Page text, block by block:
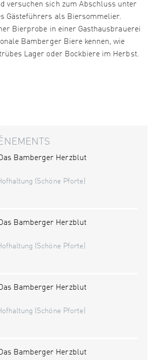
versuchen sich zum Abschluss unter
Gästeführers als Biersommelier.
Bierprobe in einer Gasthausbrauerei
Bamberger Biere kennen, wie
Lager oder Bockbiere im Herbst.
Bamberger Herzblut
(Schöne Pforte)
Bamberger Herzblut
(Schöne Pforte)
Bamberger Herzblut
(Schöne Pforte)
Bamberger Herzblut